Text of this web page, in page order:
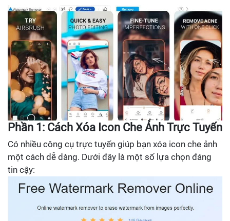
Phần 1: Cách Xóa Icon Che Ảnh Trực Tuyến
Có nhiều công cụ trực tuyến giúp bạn xóa icon che ảnh
một cách dễ dàng. Dưới đây là một số lựa chọn đáng
tin cậy: